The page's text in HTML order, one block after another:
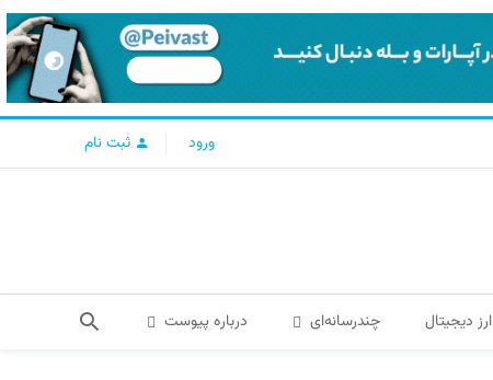
ورود ثبت نام
ارز دیجیتال چندرسانه‌ای درباره پیوست